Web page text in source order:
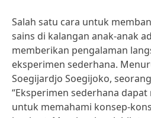
Salah satu cara untuk
sains di kalangan anak-anak
memberikan pengalaman
eksperimen sederhana.
Soegijardjo Soegijoko,
“Eksperimen sederhana
untuk memahami konsep-